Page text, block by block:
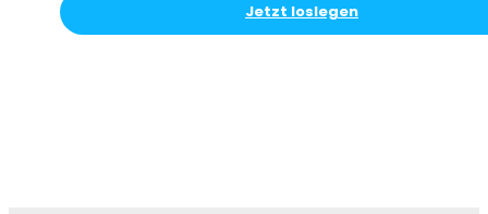
Jetzt loslegen